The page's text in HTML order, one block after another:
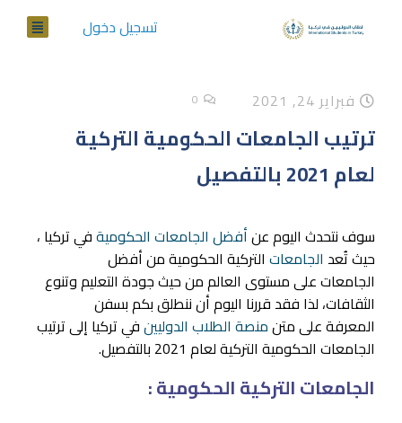
تسجيل دخول
فبراير 24, 2021 0
ترتيب الجامعات الحكومية التركية
لعام 2021 بالتفصيل
سوف نتحدث اليوم عنأفضل الجامعات الحكوميةفي تركيا ،
حيث تُعد الجامعات التركية الحكومية من أفضل
الجامعات على مستوى العالم من حيث جودة التعليم وتنوع
الثقافات، لذا فقد قررنا اليوم أن ننطلق بكم بسفن
المعرفة على متنمنصة الطلاب الدوليينفي تركيا إلى ترتيب
الجامعات الحكومية التركية لعام 2021 بالتفصيل.
الجامعات التركية الحكومية :